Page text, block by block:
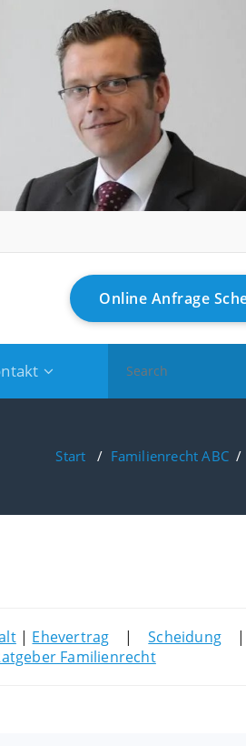
Online Anfrage
for:
Start / Familienrecht ABC /
| Ehevertrag |Scheidung |
Familienrecht